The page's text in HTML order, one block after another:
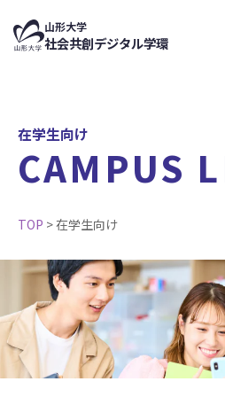
山形大学
社会共創デジタル学環
在学生向け
CAMPUS
TOP >在学生向け